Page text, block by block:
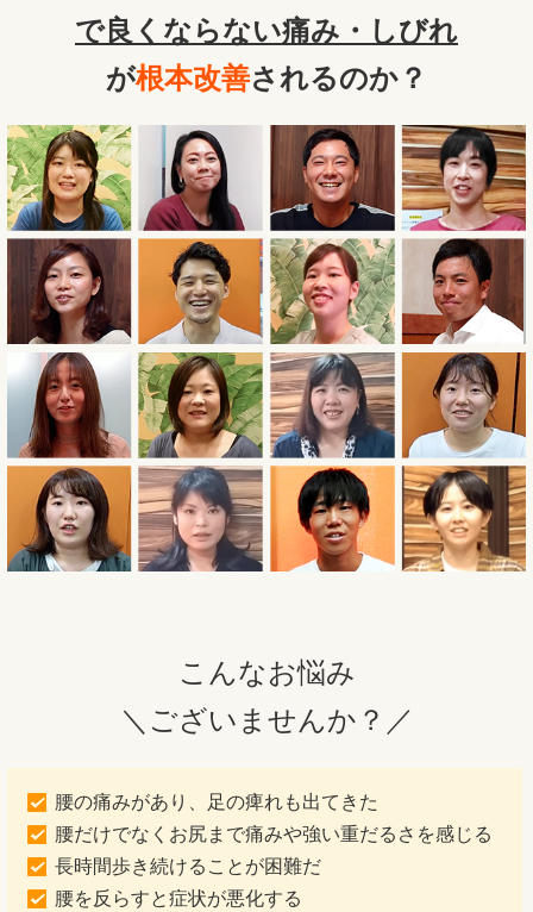
で良くならない痛み・しびれ
が根本改善されるのか？
こんなお悩み
＼ございませんか？／
腰の痛みがあり、足の痺れも出てきた
腰だけでなくお尻まで痛みや強い重だるさを感じる
長時間歩き続けることが困難だ
腰を反らすと症状が悪化する